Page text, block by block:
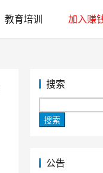
教育培训 加入赚
搜索
搜索
公告